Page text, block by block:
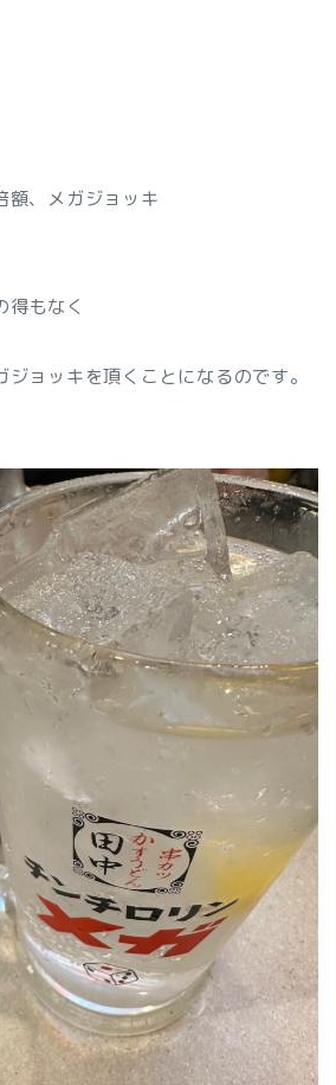
額、メガジョッキ
得もなく
ョッキを頂くことになるのです。